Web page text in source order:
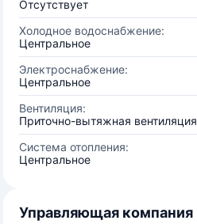
Отсутствует
Холодное водоснабжение:
Центральное
Электроснабжение:
Центральное
Вентиляция:
Приточно-вытяжная вентиляция
Система отопления:
Центральное
Управляющая компания